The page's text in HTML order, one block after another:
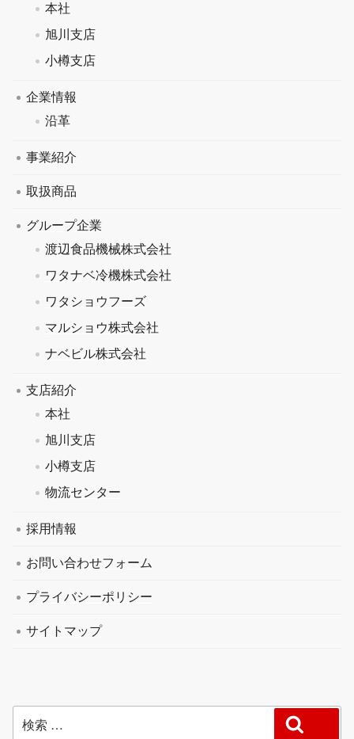
本社
旭川支店
小樽支店
企業情報
沿革
事業紹介
取扱商品
グループ企業
渡辺食品機械株式会社
ワタナベ冷機株式会社
ワタショウフーズ
マルショウ株式会社
ナベビル株式会社
支店紹介
本社
旭川支店
小樽支店
物流センター
採用情報
お問い合わせフォーム
プライバシーポリシー
サイトマップ
索: